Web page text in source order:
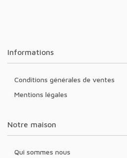
Informations
Conditions générales de ventes
Mentions légales
Notre maison
Qui sommes nous